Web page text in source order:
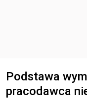
Podstawa
pracodawca